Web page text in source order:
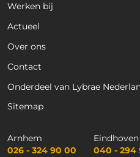
Werken bij
Actueel
Over ons
Contact
Onderdeel van Lybrae
Sitemap
Arnhem
026 - 324 90 00
Eindhoven
040 - 294